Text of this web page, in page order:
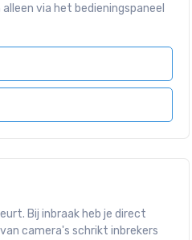
via het bedieningspaneel
Bij inbraak heb je direct
camera's schrikt inbrekers